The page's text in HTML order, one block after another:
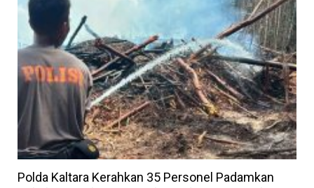
Polda Kaltara Kerahkan 35 Personel Padamkan